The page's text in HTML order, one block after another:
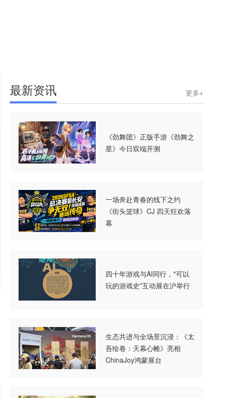
最新资讯 更多+
《劲舞团》正版手游《劲舞之
星》今日双端开测
一场奔赴青春的线下之约
《街头篮球》CJ 四天狂欢落
幕
四十年游戏与AI同行，"可以
玩的游戏史"互动展在沪举行
生态共进与全场景沉浸：《太
吾绘卷：天幕心帷》亮相
ChinaJoy鸿蒙展台